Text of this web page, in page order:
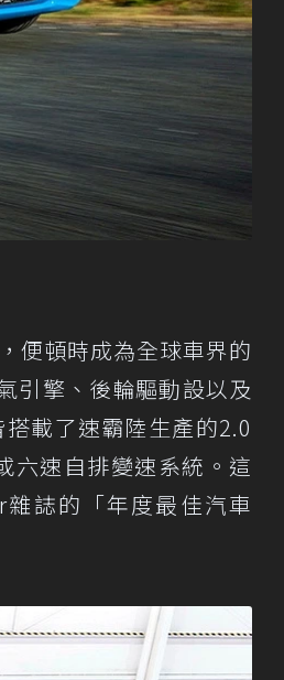
便頓時成為全球車界的
引擎、後輪驅動設以及
載了速霸陸生產的2.0
六速自排變速系統。這
誌的「年度最佳汽車